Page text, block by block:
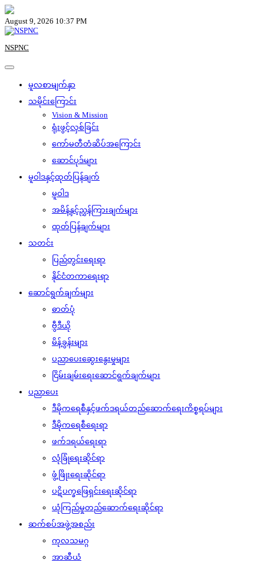
Skip
to
content
August 9, 2026 10:37 PM
NSPNC
မူလစာမျက်နှာ
သမိုင်းကြောင်း
Vision & Mission
ရုံးဖွင့်လှစ်ခြင်း
ကော်မတီတံဆိပ်အကြောင်း
ဆောင်ပုဒ်များ
မူဝါဒနှင့်ထုတ်ပြန်ချက်
မူဝါဒ
အမိန့်နှင့်ညွှန်ကြားချက်များ
ထုတ်ပြန်ချက်များ
သတင်း
ပြည်တွင်းရေးရာ
နိုင်ငံတကာရေးရာ
ဆောင်ရွက်ချက်များ
ဓာတ်ပုံ
ဗွီဒီယို
မိန့်ခွန်းများ
ပညာပေးဆွေးနွေးမှုများ
ငြိမ်းချမ်းရေးဆောင်ရွက်ချက်များ
ပညာပေး
ဒီမိုကရေစီနှင့်ဖက်ဒရယ်တည်ဆောက်‌ရေးကိစ္စရပ်များ
ဒီမိုကရေစီရေးရာ
ဖက်ဒရယ်ရေးရာ
လုံခြုံရေးဆိုင်ရာ
ဖွံ့ဖြိုးရေးဆိုင်ရာ
ပဋိပက္ခဖြေရှင်းရေးဆိုင်ရာ
ယုံကြည်မှုတည်ဆောက်ရေးဆိုင်ရာ
ဆက်စပ်အဖွဲ့အစည်း
ကုလသမဂ္ဂ
အာဆီယံ